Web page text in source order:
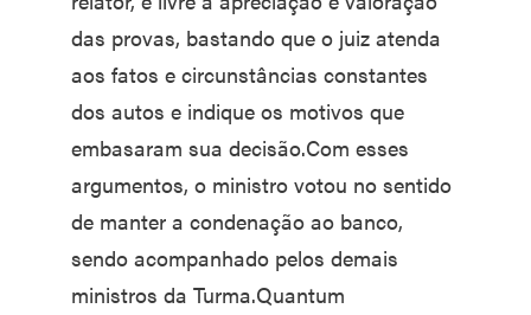
das provas, bastando que o juiz atenda
aos fatos e circunstâncias constantes
dos autos e indique os motivos que
embasaram sua decisão.Com esses
argumentos, o ministro votou no sentido
de manter a condenação ao banco,
sendo acompanhado pelos demais
ministros da Turma.Quantum